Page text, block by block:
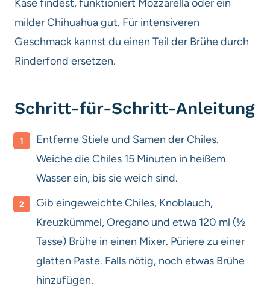
Käse findest, funktioniert Mozzarella oder ein
milder Chihuahua gut. Für intensiveren
Geschmack kannst du einen Teil der Brühe durch
Rinderfond ersetzen.
Schritt-für-Schritt-Anleitung
Entferne Stiele und Samen der Chiles.
Weiche die Chiles 15 Minuten in heißem
Wasser ein, bis sie weich sind.
Gib eingeweichte Chiles, Knoblauch,
Kreuzkümmel, Oregano und etwa 120 ml (½
Tasse) Brühe in einen Mixer. Püriere zu einer
glatten Paste. Falls nötig, noch etwas Brühe
hinzufügen.